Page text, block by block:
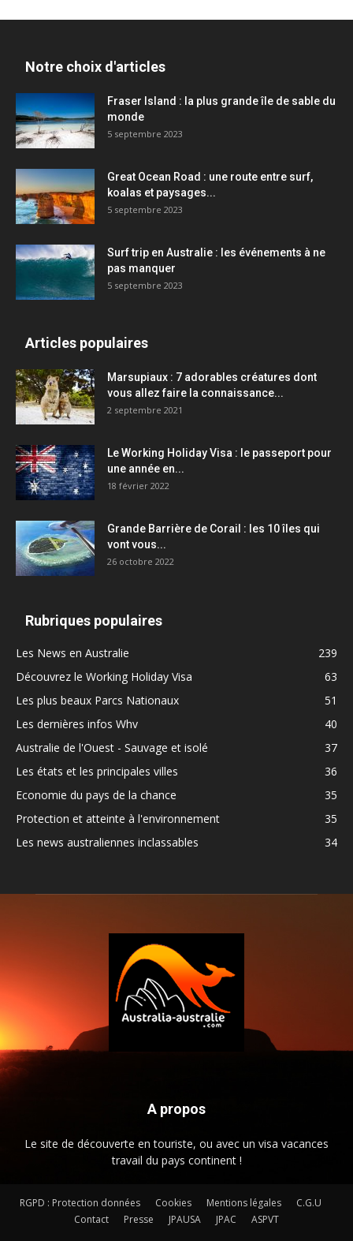
Notre choix d'articles
Fraser Island : la plus grande île de sable du
monde
5 septembre 2023
Great Ocean Road : une route entre surf,
koalas et paysages...
5 septembre 2023
Surf trip en Australie : les événements à ne
pas manquer
5 septembre 2023
Articles populaires
Marsupiaux : 7 adorables créatures dont
vous allez faire la connaissance...
2 septembre 2021
Le Working Holiday Visa : le passeport pour
une année en...
18 février 2022
Grande Barrière de Corail : les 10 îles qui
vont vous...
26 octobre 2022
Rubriques populaires
Les News en Australie
239
Découvrez le Working Holiday Visa
63
Les plus beaux Parcs Nationaux
51
Les dernières infos Whv
40
Australie de l'Ouest - Sauvage et isolé
37
Les états et les principales villes
36
Economie du pays de la chance
35
Protection et atteinte à l'environnement
35
Les news australiennes inclassables
34
A propos
Le site de découverte en touriste, ou avec un visa vacances
travail du pays continent !
RGPD : Protection données Cookies Mentions légales
C.G.U
Contact
Presse JPAUSA JPAC ASPVT